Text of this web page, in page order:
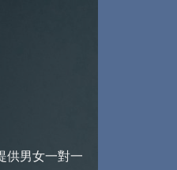
供男女一對一